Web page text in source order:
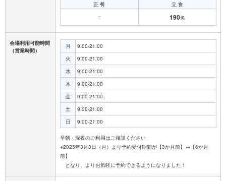
正 餐
－
立 食
190名
会場利用可能時間
（営業時間）
月
9:00-21:00
火
9:00-21:00
水
9:00-21:00
木
9:00-21:00
金
9:00-21:00
土
9:00-21:00
日
9:00-21:00
早朝・深夜のご利用はご相談ください
※2025年3月3日（月）より予約受付期間が【3か月前】→【6か月
前】